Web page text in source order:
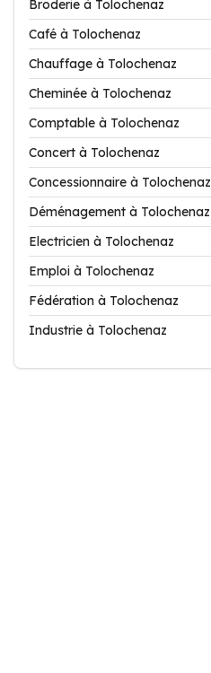
Broderie à Tolochenaz
Café à Tolochenaz
Chauffage à Tolochenaz
Cheminée à Tolochenaz
Comptable à Tolochenaz
Concert à Tolochenaz
Concessionnaire à Tolochenaz
Déménagement à Tolochenaz
Electricien à Tolochenaz
Emploi à Tolochenaz
Fédération à Tolochenaz
Industrie à Tolochenaz